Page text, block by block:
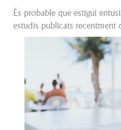
És probable que estigui
estudis publicats recentment